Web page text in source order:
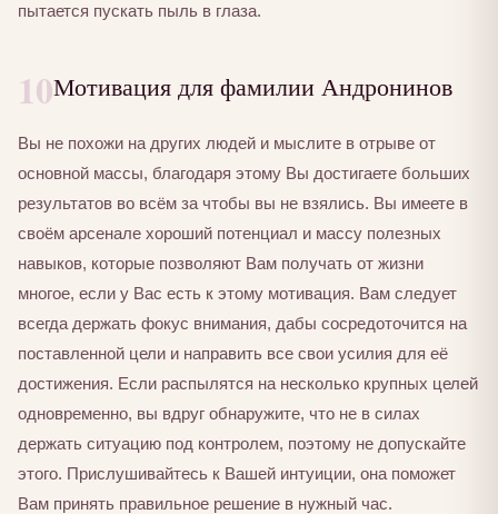
пытается пускать пыль в глаза.
10Мотивация для фамилии Андронинов
Вы не похожи на других людей и мыслите в отрыве от
основной массы, благодаря этому Вы достигаете больших
результатов во всём за чтобы вы не взялись. Вы имеете в
своём арсенале хороший потенциал и массу полезных
навыков, которые позволяют Вам получать от жизни
многое, если у Вас есть к этому мотивация. Вам следует
всегда держать фокус внимания, дабы сосредоточится на
поставленной цели и направить все свои усилия для её
достижения. Если распылятся на несколько крупных целей
одновременно, вы вдруг обнаружите, что не в силах
держать ситуацию под контролем, поэтому не допускайте
этого. Прислушивайтесь к Вашей интуиции, она поможет
Вам принять правильное решение в нужный час.